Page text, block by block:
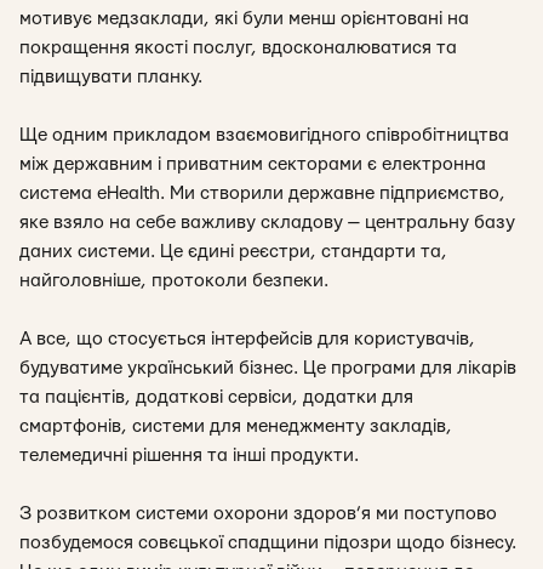
мотивує медзаклади, які були менш орієнтовані на
покращення якості послуг, вдосконалюватися та
підвищувати планку.
Ще одним прикладом взаємовигідного співробітництва
між державним і приватним секторами є електронна
система eHealth. Ми створили державне підприємство,
яке взяло на себе важливу складову — центральну базу
даних системи. Це єдині реєстри, стандарти та,
найголовніше, протоколи безпеки.
А все, що стосується інтерфейсів для користувачів,
будуватиме український бізнес. Це програми для лікарів
та пацієнтів, додаткові сервіси, додатки для
смартфонів, системи для менеджменту закладів,
телемедичні рішення та інші продукти.
З розвитком системи охорони здоров’я ми поступово
позбудемося совєцької спадщини підозри щодо бізнесу.